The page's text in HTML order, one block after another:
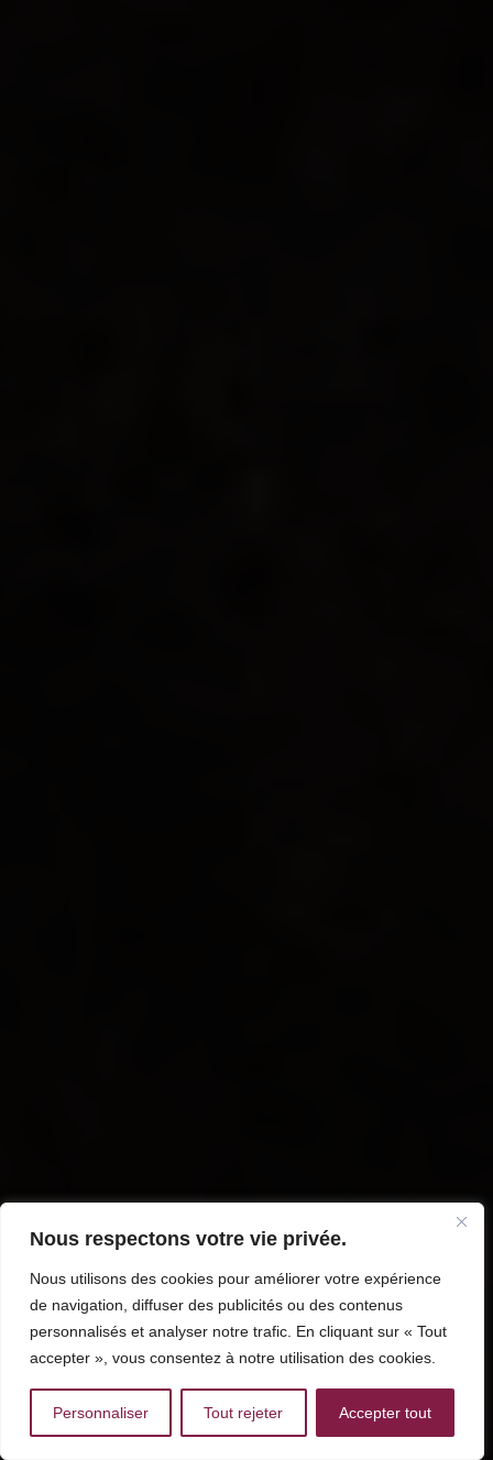
Nous respectons votre vie privée.
Nous utilisons des cookies pour améliorer votre expérience
de navigation, diffuser des publicités ou des contenus
personnalisés et analyser notre trafic. En cliquant sur « Tout
accepter », vous consentez à notre utilisation des cookies.
Personnaliser Tout rejeter Accepter tout